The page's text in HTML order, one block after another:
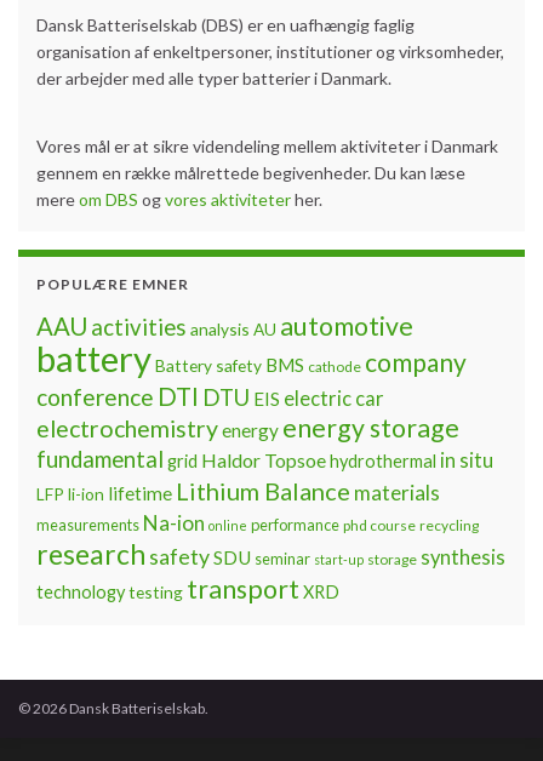
Dansk Batteriselskab (DBS) er en uafhængig faglig
organisation af enkeltpersoner, institutioner og virksomheder,
der arbejder med alle typer batterier i Danmark.
Vores mål er at sikre videndeling mellem aktiviteter i Danmark
gennem en række målrettede begivenheder. Du kan læse
mereom DBS ogvores aktiviteterher.
POPULÆRE EMNER
AAU activities analysis AU automotive
batteryBattery safety BMS cathode company
conference DTI DTU EIS electric car
electrochemistryenergy energy storage
fundamental grid Haldor Topsoehydrothermal in situ
LFP li-ion lifetime Lithium Balance materials
measurements Na-ion online performance phd course recycling
research safetySDU seminar start-up storage synthesis
technologytesting transport XRD
© 2026 Dansk Batteriselskab.